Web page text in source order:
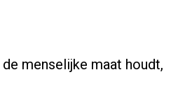
menselijke maat houdt,